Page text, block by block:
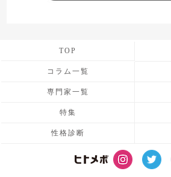
TOP
コラム一覧
専門家一覧
特集
性格診断